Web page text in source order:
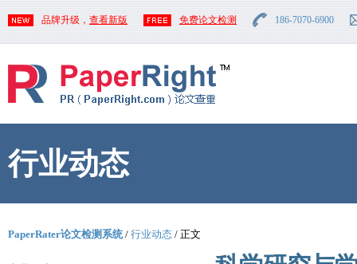
品牌升级， 查看新版 免费论文检测 186-7070-6900
行业动态
PaperRater论文检测系统/ 行业动态 / 正文